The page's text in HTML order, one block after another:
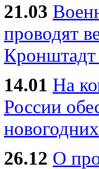
21.03
проводят
Кронштадт
14.01 На
России
26.12 О